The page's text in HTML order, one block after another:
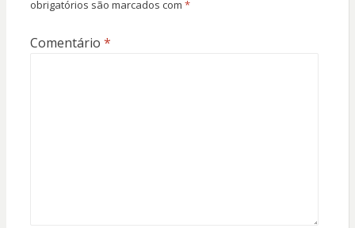
obrigatórios são marcados com *
Comentário *